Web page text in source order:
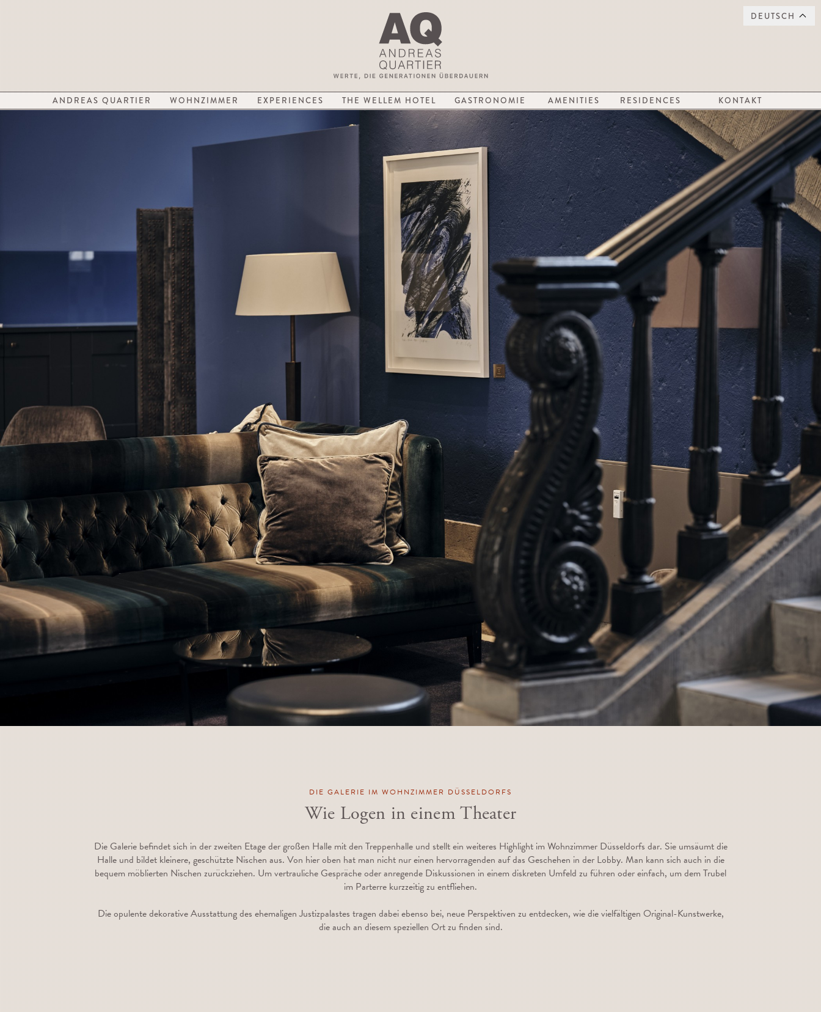
ANDREAS QUARTIER WOHNZIMMER EXPERIENCES THE WELLEM HOTEL GASTRONOMIE AMENITIES RESIDENCES KONTAKT
DEUTSCH
DIE GALERIE IM WOHNZIMMER DÜSSELDORFS
Wie Logen in einem Theater
Die Galerie befindet sich in der zweiten Etage der großen Halle mit den Treppenhalle und stellt ein weiteres Highlight im Wohnzimmer Düsseldorfs dar. Sie umsäumt die
Halle und bildet kleinere, geschützte Nischen aus. Von hier oben hat man nicht nur einen hervorragenden auf das Geschehen in der Lobby. Man kann sich auch in die
bequem möblierten Nischen zurückziehen. Um vertrauliche Gespräche oder anregende Diskussionen in einem diskreten Umfeld zu führen oder einfach, um dem Trubel
im Parterre kurzzeitig zu entfliehen.
Die opulente dekorative Ausstattung des ehemaligen Justizpalastes tragen dabei ebenso bei, neue Perspektiven zu entdecken, wie die vielfältigen Original-Kunstwerke,
die auch an diesem speziellen Ort zu finden sind.